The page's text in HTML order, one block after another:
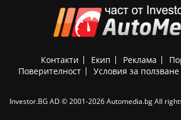
Контакти Екип Реклама
Поверителност
Условия за ползване
Investor.BG AD © 2001-2026 Automedia.bg All